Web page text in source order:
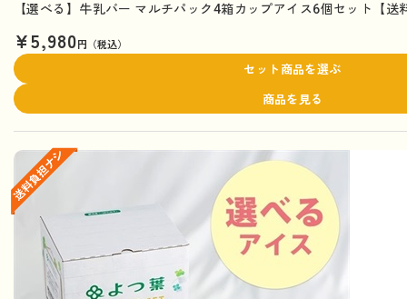
【選べる】牛乳バー マルチパック4箱カップアイス6個セット【送
¥5,980円（税込）
セット商品を選ぶ
商品を見る